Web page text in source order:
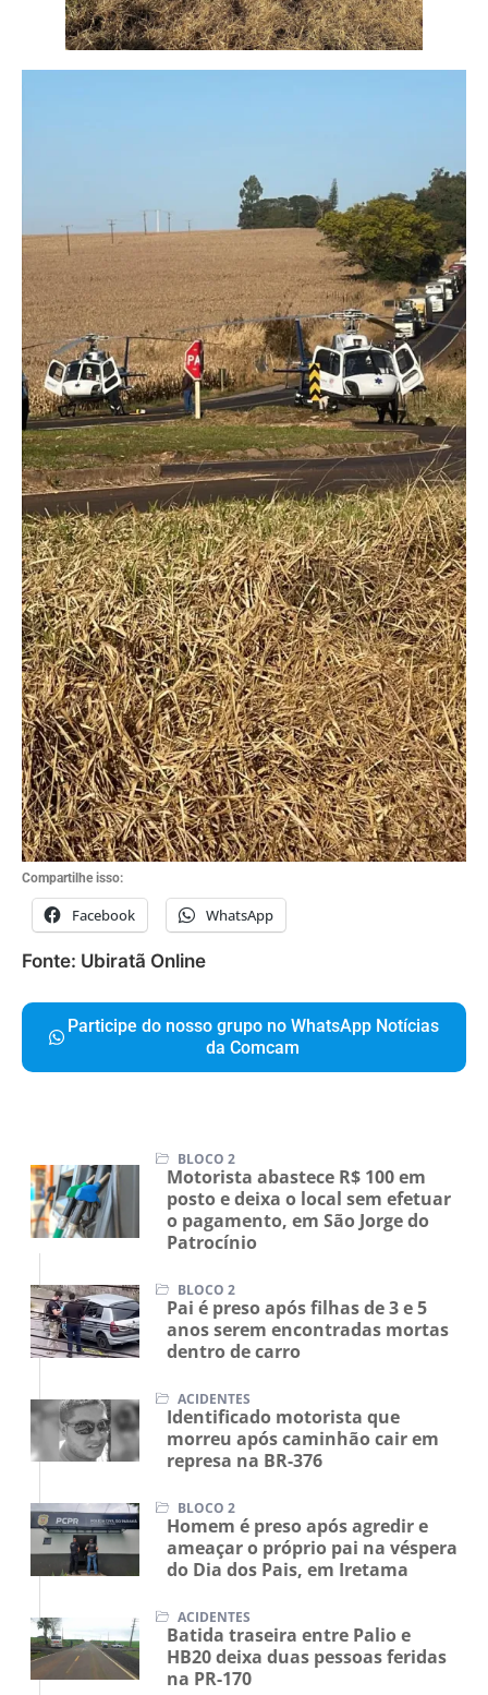
Compartilhe isso:
Facebook WhatsApp
Fonte: Ubiratã Online
Participe do nosso grupo no WhatsApp Notícias
da Comcam
BLOCO 2
Motorista abastece R$ 100 em
posto e deixa o local sem efetuar
o pagamento, em São Jorge do
Patrocínio
BLOCO 2
Pai é preso após filhas de 3 e 5
anos serem encontradas mortas
dentro de carro
ACIDENTES
Identificado motorista que
morreu após caminhão cair em
represa na BR-376
BLOCO 2
Homem é preso após agredir e
ameaçar o próprio pai na véspera
do Dia dos Pais, em Iretama
ACIDENTES
Batida traseira entre Palio e
HB20 deixa duas pessoas feridas
na PR-170